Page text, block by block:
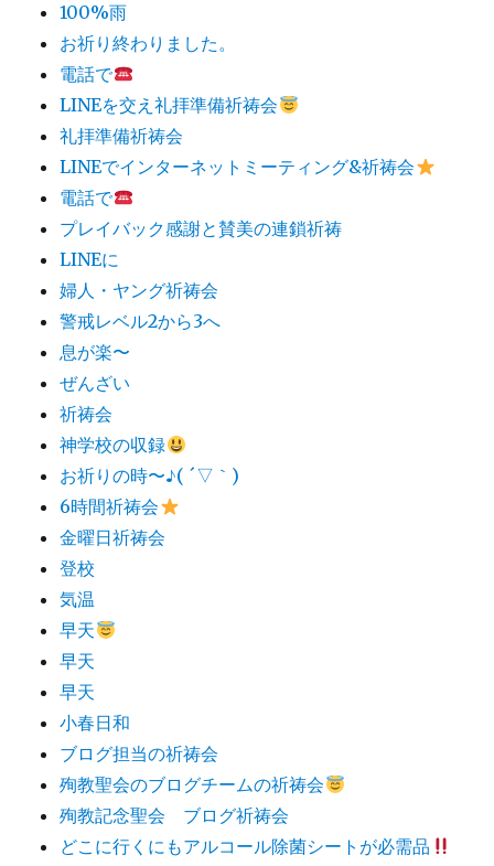
100%雨
お祈り終わりました。
電話で
LINEを交え礼拝準備祈祷会
礼拝準備祈祷会
LINEでインターネットミーティング&祈祷会
電話で
プレイバック感謝と賛美の連鎖祈祷
LINEに
婦人・ヤング祈祷会
警戒レベル2から3へ
息が楽〜
ぜんざい
祈祷会
神学校の収録
お祈りの時〜♪( ´▽｀)
6時間祈祷会
金曜日祈祷会
登校
気温
早天
早天
早天
小春日和
ブログ担当の祈祷会
殉教聖会のブログチームの祈祷会
殉教記念聖会 ブログ祈祷会
どこに行くにもアルコール除菌シートが必需品